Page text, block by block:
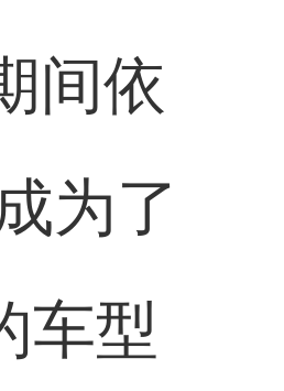
间依
为了
车型